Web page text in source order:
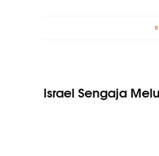
Israel Sengaja